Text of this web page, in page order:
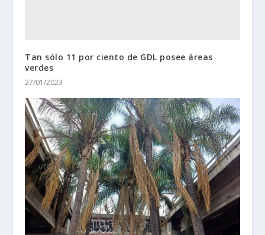
Tan sólo 11 por ciento de GDL posee áreas
verdes
27/01/2023